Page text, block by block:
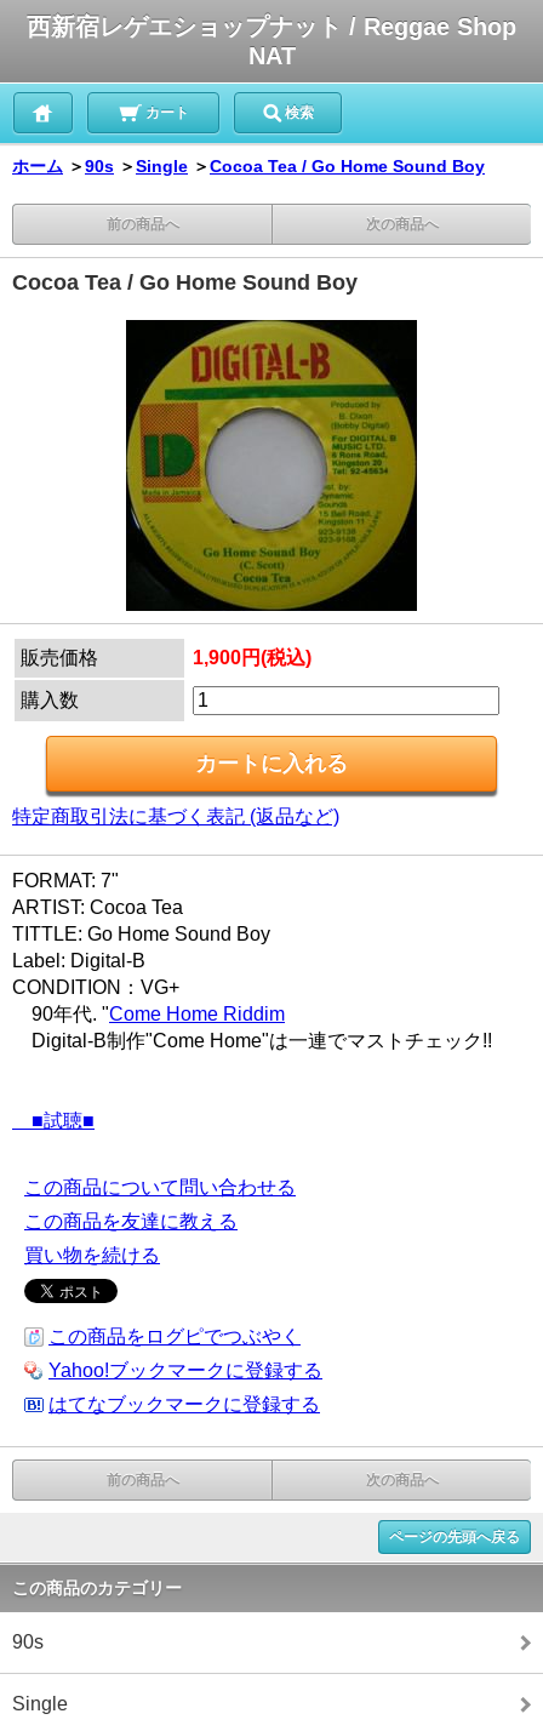
西新宿レゲエショップナット / Reggae Shop
NAT
カート 検索
ホーム ＞90s ＞Single ＞Cocoa Tea / Go Home Sound Boy
前の商品へ 次の商品へ
Cocoa Tea / Go Home Sound Boy
販売価格 1,900円(税込)
購入数
特定商取引法に基づく表記 (返品など)
FORMAT: 7"
ARTIST: Cocoa Tea
TITTLE: Go Home Sound Boy
Label: Digital-B
CONDITION：VG+
90年代. "Come Home Riddim
Digital-B制作"Come Home"は一連でマストチェック!!
■試聴■
この商品について問い合わせる
この商品を友達に教える
買い物を続ける
この商品をログピでつぶやく
Yahoo!ブックマークに登録する
はてなブックマークに登録する
前の商品へ 次の商品へ
ページの先頭へ戻る
この商品のカテゴリー
90s
Single